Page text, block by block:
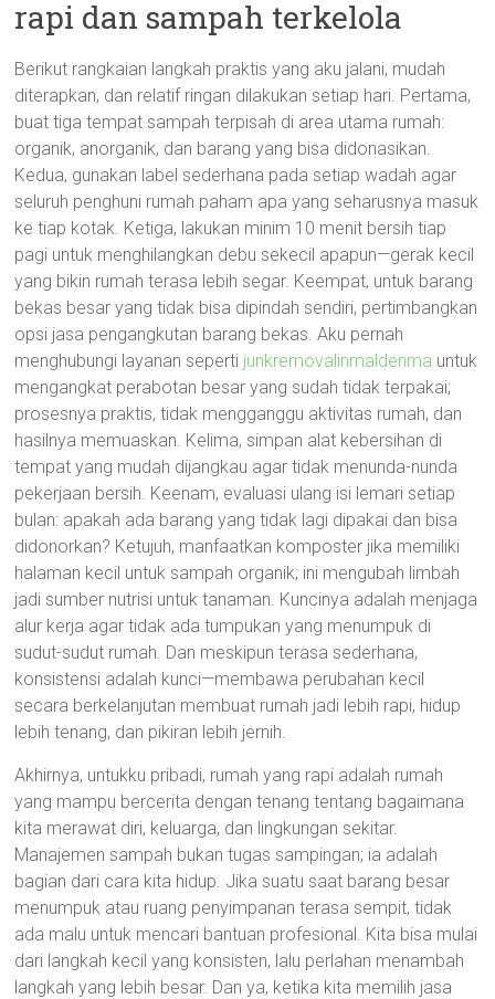
rapi dan sampah terkelola
Berikut rangkaian langkah praktis yang aku jalani, mudah
diterapkan, dan relatif ringan dilakukan setiap hari. Pertama,
buat tiga tempat sampah terpisah di area utama rumah:
organik, anorganik, dan barang yang bisa didonasikan.
Kedua, gunakan label sederhana pada setiap wadah agar
seluruh penghuni rumah paham apa yang seharusnya masuk
ke tiap kotak. Ketiga, lakukan minim 10 menit bersih tiap
pagi untuk menghilangkan debu sekecil apapun—gerak kecil
yang bikin rumah terasa lebih segar. Keempat, untuk barang
bekas besar yang tidak bisa dipindah sendiri, pertimbangkan
opsi jasa pengangkutan barang bekas. Aku pernah
menghubungi layanan seperti junkremovalinmaldenma untuk
mengangkat perabotan besar yang sudah tidak terpakai;
prosesnya praktis, tidak mengganggu aktivitas rumah, dan
hasilnya memuaskan. Kelima, simpan alat kebersihan di
tempat yang mudah dijangkau agar tidak menunda-nunda
pekerjaan bersih. Keenam, evaluasi ulang isi lemari setiap
bulan: apakah ada barang yang tidak lagi dipakai dan bisa
didonorkan? Ketujuh, manfaatkan komposter jika memiliki
halaman kecil untuk sampah organik; ini mengubah limbah
jadi sumber nutrisi untuk tanaman. Kuncinya adalah menjaga
alur kerja agar tidak ada tumpukan yang menumpuk di
sudut-sudut rumah. Dan meskipun terasa sederhana,
konsistensi adalah kunci—membawa perubahan kecil
secara berkelanjutan membuat rumah jadi lebih rapi, hidup
lebih tenang, dan pikiran lebih jernih.
Akhirnya, untukku pribadi, rumah yang rapi adalah rumah
yang mampu bercerita dengan tenang tentang bagaimana
kita merawat diri, keluarga, dan lingkungan sekitar.
Manajemen sampah bukan tugas sampingan; ia adalah
bagian dari cara kita hidup. Jika suatu saat barang besar
menumpuk atau ruang penyimpanan terasa sempit, tidak
ada malu untuk mencari bantuan profesional. Kita bisa mulai
dari langkah kecil yang konsisten, lalu perlahan menambah
langkah yang lebih besar. Dan ya, ketika kita memilih jasa